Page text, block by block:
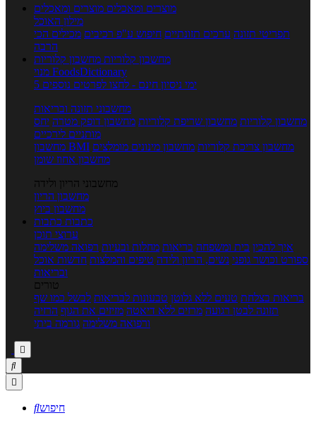
מוצרים ומאכלים מוצרים ומאכלים
מילון האוכל
תפריטי תזונה ערכים תזונתיים חיפוש ע"פ רכיבים מכילים הכי
הרבה
מחשבון קלוריות מחשבון קלוריות
מנוי FoodsDictionary
5 ימי ניסיון חינם - לחצו לפרטים נוספים
מחשבוני תזונה ובריאות
מחשבון קלוריות מחשבון שריפת קלוריות מחשבון דופק מטרה יחס
מותניים לירכיים
מחשבון BMI
מחשבון צריכת קלוריות מחשבון מינונים מומלצים
מחשבון אחוז שומן
מחשבוני הריון ולידה
מחשבון הריון
מחשבון ביוץ
כתבות כתבות
ערוצי תוכן
איך להכין בית ומשפחה בריאות מחלות ובעיות רפואה משלימה
ספורט וכושר גופני נשים, הריון ולידה טיפים והמלצות חדשות אוכל
ובריאות
טורים
בריאות בצלחת טעים ללא גלוטן טבעונות לבריאות לבשל כמו שף
תזונה לבטן רגועה מרזים ללא דיאטה מזיזים את הגוף הרזיה
ורפואה משלימה גורמה ביתי



חיפוש